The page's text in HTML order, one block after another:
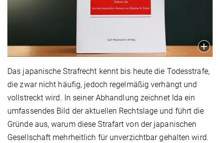
Das japanische Strafrecht kennt bis heute die Todesstrafe,
die zwar nicht häufig, jedoch regelmäßig verhängt und
vollstreckt wird. In seiner Abhandlung zeichnet Ida ein
umfassendes Bild der aktuellen Rechtslage und führt die
Gründe aus, warum diese Strafart von der japanischen
Gesellschaft mehrheitlich für unverzichtbar gehalten wird.